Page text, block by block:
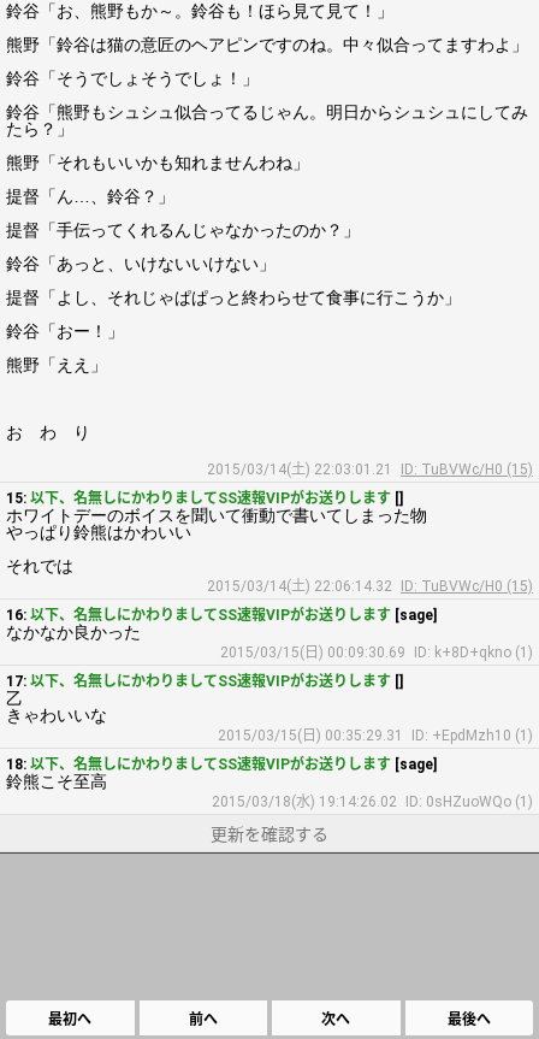
鈴谷「お、熊野もか～。鈴谷も！ほら見て見て！」
熊野「鈴谷は猫の意匠のヘアピンですのね。中々似合ってますわよ」
鈴谷「そうでしょそうでしょ！」
鈴谷「熊野もシュシュ似合ってるじゃん。明日からシュシュにしてみ
たら？」
熊野「それもいいかも知れませんわね」
提督「ん…、鈴谷？」
提督「手伝ってくれるんじゃなかったのか？」
鈴谷「あっと、いけないいけない」
提督「よし、それじゃぱぱっと終わらせて食事に行こうか」
鈴谷「おー！」
熊野「ええ」
お わ り
2015/03/14(土) 22:03:01.21
ID: TuBVWc/H0 (15)
15: 以下、名無しにかわりましてSS速報VIPがお送りします []
ホワイトデーのボイスを聞いて衝動で書いてしまった物
やっぱり鈴熊はかわいい
それでは
2015/03/14(土) 22:06:14.32
ID: TuBVWc/H0 (15)
16: 以下、名無しにかわりましてSS速報VIPがお送りします [sage]
なかなか良かった
2015/03/15(日) 00:09:30.69
ID: k+8D+qkno (1)
17: 以下、名無しにかわりましてSS速報VIPがお送りします []
乙
きゃわいいな
2015/03/15(日) 00:35:29.31
ID: +EpdMzh10 (1)
18: 以下、名無しにかわりましてSS速報VIPがお送りします [sage]
鈴熊こそ至高
2015/03/18(水) 19:14:26.02 ID: 0sHZuoWQo (1)
更新を確認する
最初へ 前へ 次へ 最後へ